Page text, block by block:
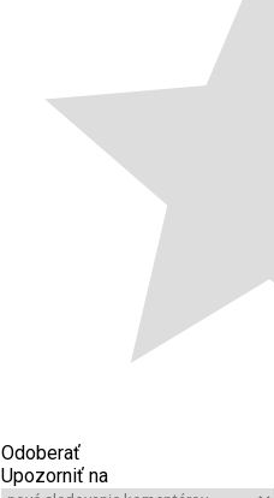
Odoberať
Upozorniť na